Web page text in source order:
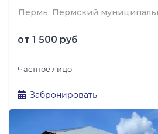
Пермь, Пермский
от 1 500 руб
Частное лицо
Забронировать